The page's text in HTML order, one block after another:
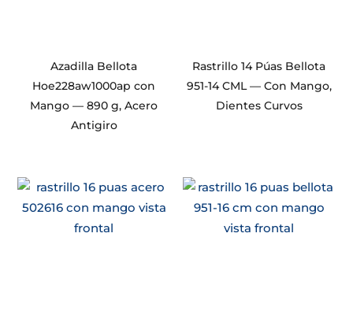
Azadilla Bellota
Hoe228aw1000ap con
Mango — 890 g, Acero
Antigiro
Rastrillo 14 Púas Bellota
951-14 CML — Con Mango,
Dientes Curvos